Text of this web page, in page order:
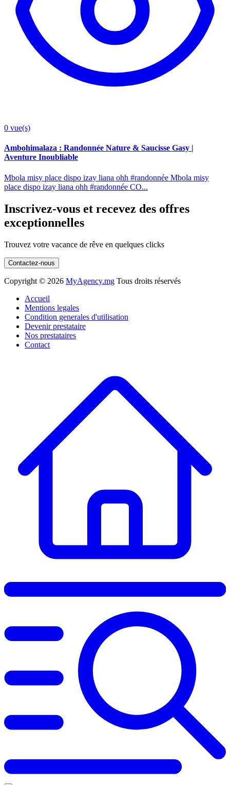
0 vue(s)
Ambohimalaza : Randonnée Nature & Saucisse Gasy |
Aventure Inoubliable
Mbola misy place dispo izay liana ohh #randonnée Mbola misy
place dispo izay liana ohh #randonnée CO...
Inscrivez-vous et recevez des offres
exceptionnelles
Trouvez votre vacance de rêve en quelques clicks
Contactez-nous
Copyright © 2026 MyAgency.mg Tous droits réservés
Accueil
Mentions legales
Condition generales d'utilisation
Devenir prestataire
Nos prestataires
Contact